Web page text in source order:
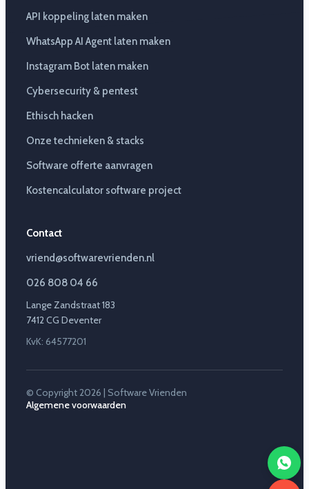
API koppeling laten maken
WhatsApp AI Agent laten maken
Instagram Bot laten maken
Cybersecurity & pentest
Ethisch hacken
Onze technieken & stacks
Software offerte aanvragen
Kostencalculator software project
Contact
vriend@softwarevrienden.nl
026 808 04 66
Lange Zandstraat 183
7412 CG Deventer
KvK: 64577201
© Copyright 2026 | Software Vrienden
Algemene voorwaarden